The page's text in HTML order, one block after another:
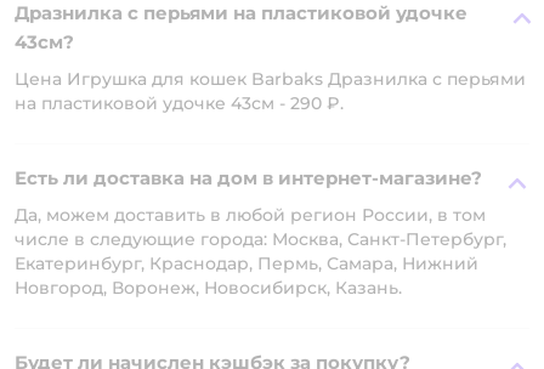
Дразнилка с перьями на пластиковой удочке
43см?
Цена Игрушка для кошек Barbaks Дразнилка с перьями
на пластиковой удочке 43см - 290 ₽.
Есть ли доставка на дом в интернет-магазине?
Да, можем доставить в любой регион России, в том
числе в следующие города: Москва, Санкт-Петербург,
Екатеринбург, Краснодар, Пермь, Самара, Нижний
Новгород, Воронеж, Новосибирск, Казань.
Будет ли начислен кэшбэк за покупку?